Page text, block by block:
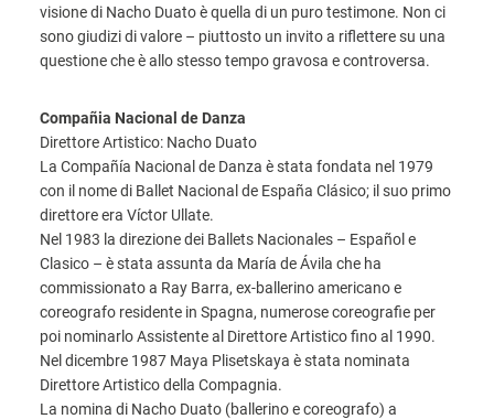
visione di Nacho Duato è quella di un puro testimone. Non ci
sono giudizi di valore – piuttosto un invito a riflettere su una
questione che è allo stesso tempo gravosa e controversa.
Compañia Nacional de Danza
Direttore Artistico: Nacho Duato
La Compañía Nacional de Danza è stata fondata nel 1979
con il nome di Ballet Nacional de España Clásico; il suo primo
direttore era Víctor Ullate.
Nel 1983 la direzione dei Ballets Nacionales – Español e
Clasico – è stata assunta da María de Ávila che ha
commissionato a Ray Barra, ex-ballerino americano e
coreografo residente in Spagna, numerose coreografie per
poi nominarlo Assistente al Direttore Artistico fino al 1990.
Nel dicembre 1987 Maya Plisetskaya è stata nominata
Direttore Artistico della Compagnia.
La nomina di Nacho Duato (ballerino e coreografo) a